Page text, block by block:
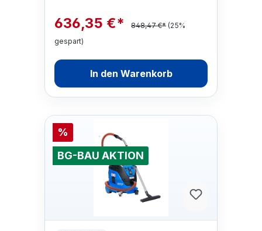
636,35 €* 848,47 €* (25%
gespart)
In den Warenkorb
%
BG-BAU AKTION